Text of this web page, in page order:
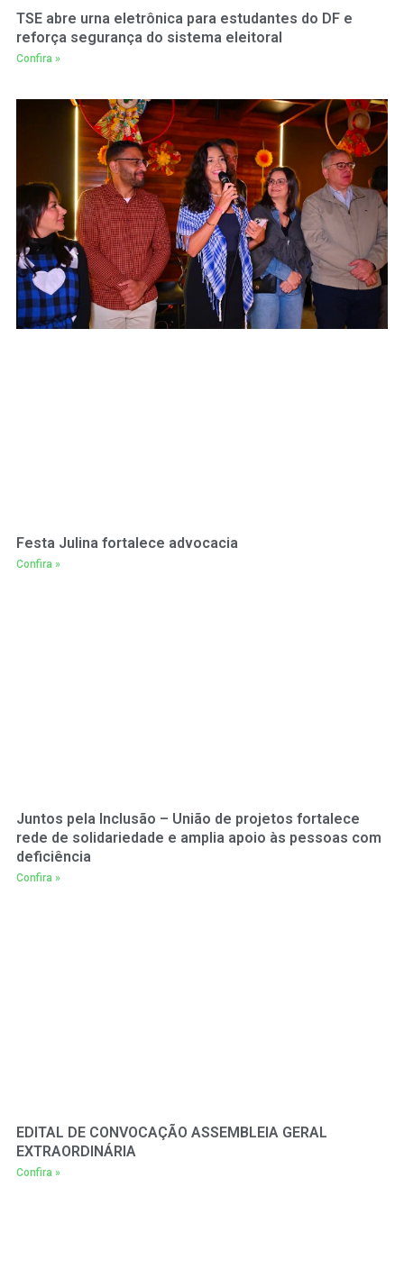
TSE abre urna eletrônica para estudantes do DF e
reforça segurança do sistema eleitoral
Confira »
Festa Julina fortalece advocacia
Confira »
Juntos pela Inclusão – União de projetos fortalece
rede de solidariedade e amplia apoio às pessoas com
deficiência
Confira »
EDITAL DE CONVOCAÇÃO ASSEMBLEIA GERAL
EXTRAORDINÁRIA
Confira »